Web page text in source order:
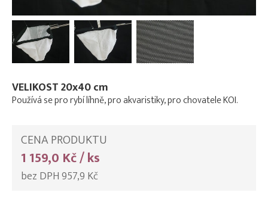
VELIKOST 20x40 cm
Používá se pro rybí líhně, pro akvaristiky, pro chovatele KOI.
CENA PRODUKTU
1 159,0 Kč / ks
bez DPH 957,9 Kč